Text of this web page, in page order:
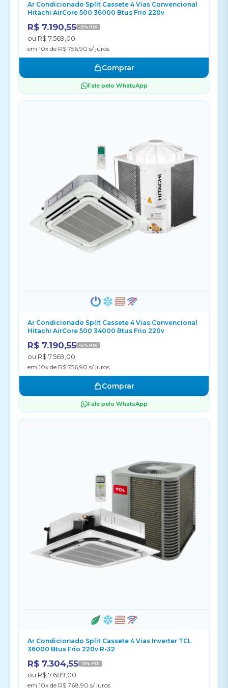
Ar Condicionado Split Cassete 4 Vias Convencional
Hitachi AirCore 500 36000 Btus Frio 220v
R$ 7.190,55 -5% PIX
ou R$ 7.569,00
em 10x de R$ 756,90 s/ juros
Comprar
Fale pelo WhatsApp
Ar Condicionado Split Cassete 4 Vias Convencional
Hitachi AirCore 500 34000 Btus Frio 220v
R$ 7.190,55 -5% PIX
ou R$ 7.569,00
em 10x de R$ 756,90 s/ juros
Comprar
Fale pelo WhatsApp
Ar Condicionado Split Cassete 4 Vias Inverter TCL
36000 Btus Frio 220v R-32
R$ 7.304,55 -5% PIX
ou R$ 7.689,00
em 10x de R$ 768,90 s/ juros